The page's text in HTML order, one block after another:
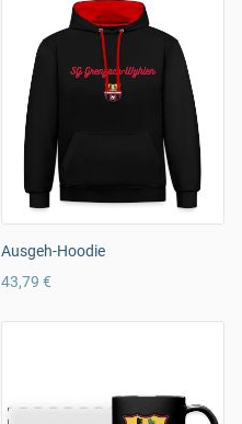
Ausgeh-Hoodie
43,79 €